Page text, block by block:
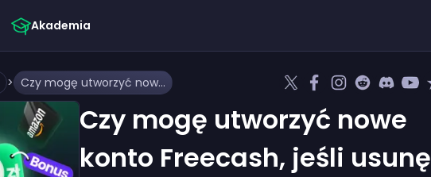
Akademia
> Czy mogę utworzyć nowe konto Freecash, jeśli usunę stare?
Czy mogę utworzyć nowe
konto Freecash, jeśli usunę